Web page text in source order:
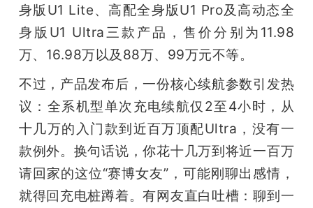
身版U1 Lite、高配全身版U1 Pro及高动态全
身版U1 Ultra三款产品，售价分别为11.98
万、16.98万以及88万、99万元不等。
不过，产品发布后，一份核心续航参数引发热
议：全系机型单次充电续航仅2至4小时，从
十几万的入门款到近百万顶配Ultra，没有一
款例外。换句话说，你花十几万到将近一百万
请回家的这位“赛博女友”，可能刚聊出感情，
就得回充电桩蹲着。有网友直白吐槽：聊到一